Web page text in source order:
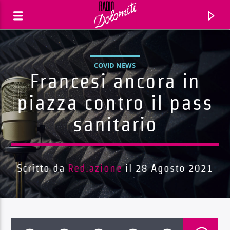
Traccia corrente
COVID NEWS
Francesi ancora in
piazza contro il pass
sanitario
Scritto da Red.azioneil 28 Agosto 2021